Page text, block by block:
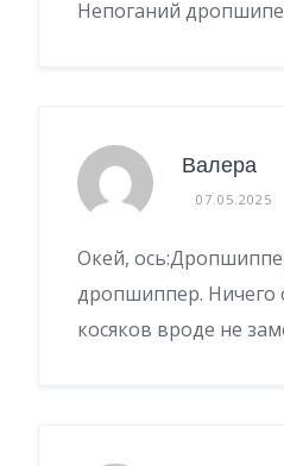
Непоганий
Валера
07.05.2025
Окей,
дропшиппер. Ничего
косяков вроде не